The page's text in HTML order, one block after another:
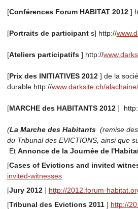
[Conférences Forum HABITAT 2012]
[Portraits de participants] http://
[Ateliers participatifs] http://
[Prix des INITIATIVES 2012] de la
durable http://www.darksite.ch/
[MARCHE des HABITANTS 2012]
(La Marche des Habitants(remise des
du Tribunal des EVICTIONS, ainsi que
Et Annonce de la Journée de
[Cases of Evictions and invited
invited-witnesses
[Jury 2012] http://2012.forum-
[Tribunal des Evictions 2011] http://